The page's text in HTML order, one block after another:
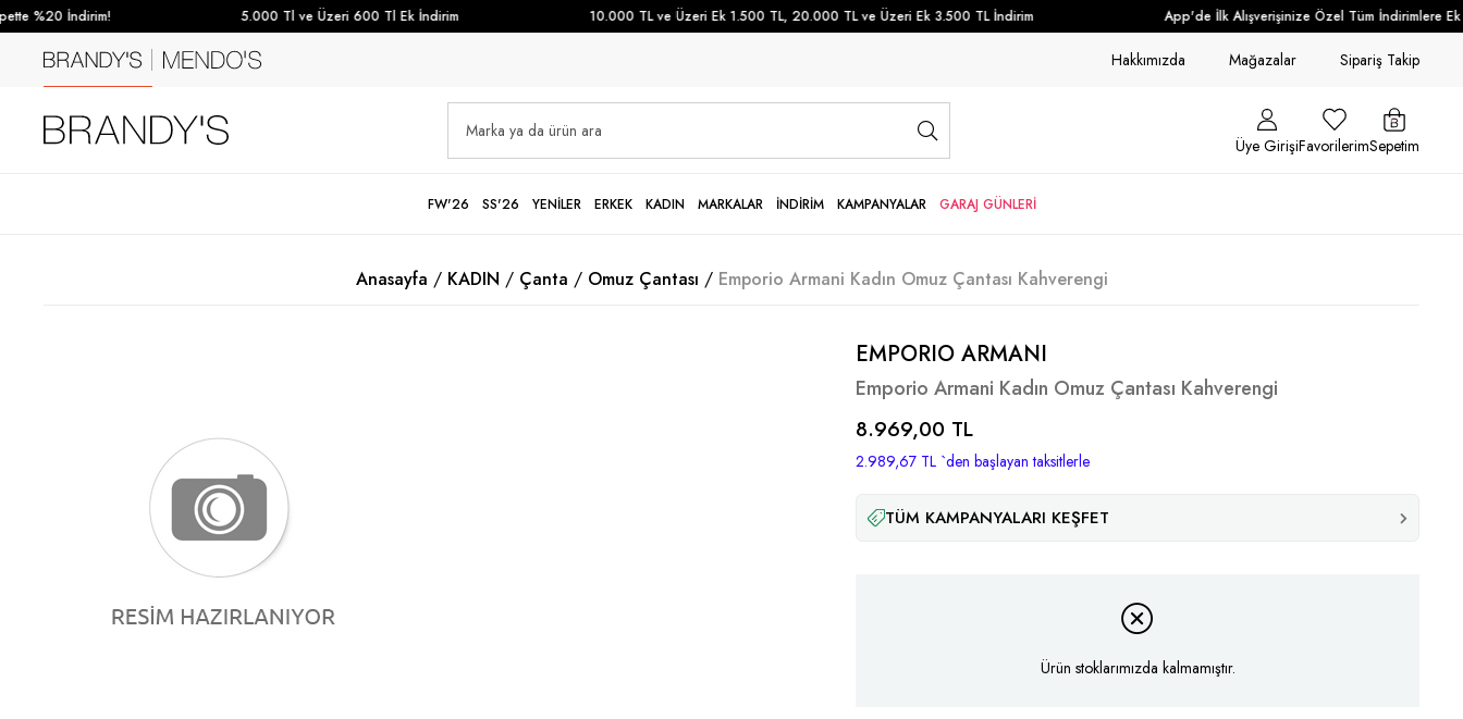
%20 İndirim! 5.000 Tl ve Üzeri 600 Tl Ek İndirim 10.000 TL ve Üzeri Ek 1.500 TL, 20.000 TL ve Üzeri Ek 3.500 TL İndirim App'de İlk Alışverişinize Özel Tüm İndirimlere Ek
Hakkımızda Mağazalar Sipariş Takip
Üye GirişiFavorilerimSepetim
FW'26 SS'26 YENİLER ERKEK KADIN MARKALAR İNDİRİM KAMPANYALAR GARAJ GÜNLERİ
Anasayfa KADIN Çanta Omuz Çantası Emporio Armani Kadın Omuz Çantası Kahverengi
EMPORIO ARMANI
Emporio Armani Kadın Omuz Çantası Kahverengi
8.969,00 TL
2.989,67 TL `den başlayan taksitlerle
TÜM KAMPANYALARI KEŞFET
Ürün stoklarımızda kalmamıştır.